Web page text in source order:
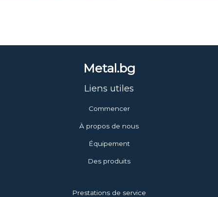
Metal.bg
Liens utiles
Commencer
À propos de nous
Équipement
Des produits
Prestations de service